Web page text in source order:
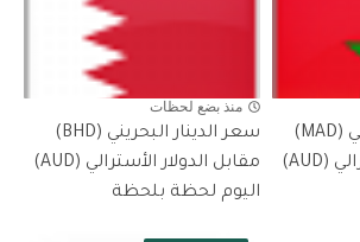
سعر الدرهم المغربي (MAD)
مقابل الدولار الأسترالي (AUD)
منذ بضع لحظات
سعر الدينار البحريني (BHD)
مقابل الدولار الأسترالي (AUD)
اليوم لحظة بلحظة